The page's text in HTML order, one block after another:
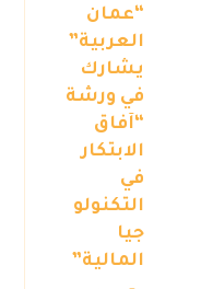
“عمان
العربية”
يشارك
في ورشة
“آفاق
الابتكار
في
التكنولو
جيا
المالية”